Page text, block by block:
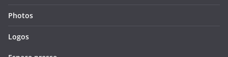
Photos
Logos